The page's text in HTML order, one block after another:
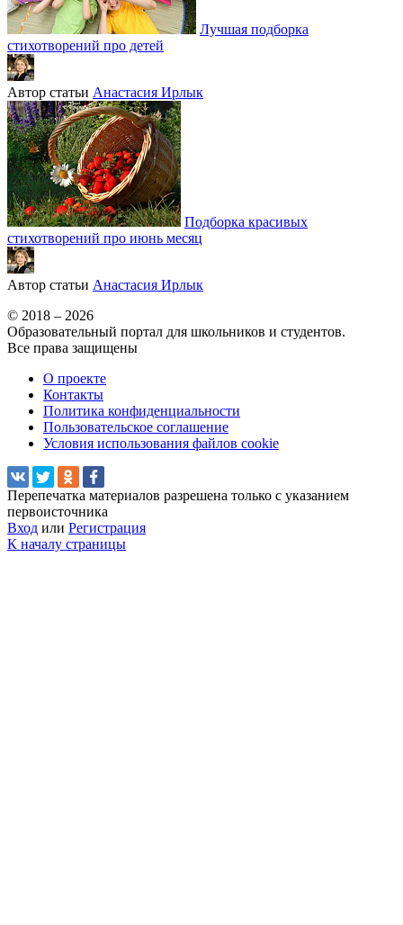
Лучшая подборка
стихотворений про детей
Автор статьи Анастасия Ирлык
Подборка красивых
стихотворений про июнь месяц
Автор статьи Анастасия Ирлык
© 2018 – 2026
Образовательный портал для школьников и студентов.
Все права защищены
О проекте
Контакты
Политика конфиденциальности
Пользовательское соглашение
Условия использования файлов cookie
Перепечатка материалов разрешена только с указанием
первоисточника
Вход или Регистрация
К началу страницы